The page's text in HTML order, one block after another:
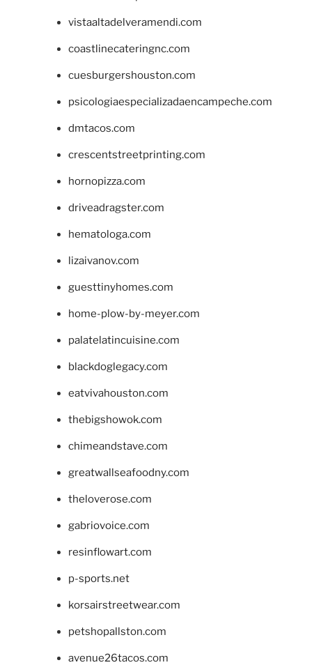
vistaaltadelveramendi.com
coastlinecateringnc.com
cuesburgershouston.com
psicologiaespecializadaencampeche.com
dmtacos.com
crescentstreetprinting.com
hornopizza.com
driveadragster.com
hematologa.com
lizaivanov.com
guesttinyhomes.com
home-plow-by-meyer.com
palatelatincuisine.com
blackdoglegacy.com
eatvivahouston.com
thebigshowok.com
chimeandstave.com
greatwallseafoodny.com
theloverose.com
gabriovoice.com
resinflowart.com
p-sports.net
korsairstreetwear.com
petshopallston.com
avenue26tacos.com